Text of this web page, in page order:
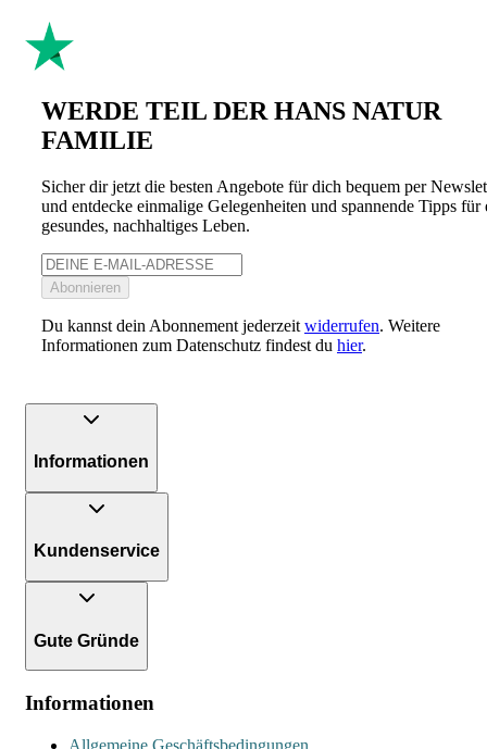
WERDE TEIL DER HANS NATUR
FAMILIE
Sicher dir jetzt die besten Angebote für dich bequem per
und entdecke einmalige Gelegenheiten und spannende Tipps für
gesundes, nachhaltiges Leben.
Abonnieren
Du kannst dein Abonnement jederzeit widerrufen. Weitere
Informationen zum Datenschutz findest du hier.
Informationen
Kundenservice
Gute Gründe
Informationen
Allgemeine Geschäftsbedingungen